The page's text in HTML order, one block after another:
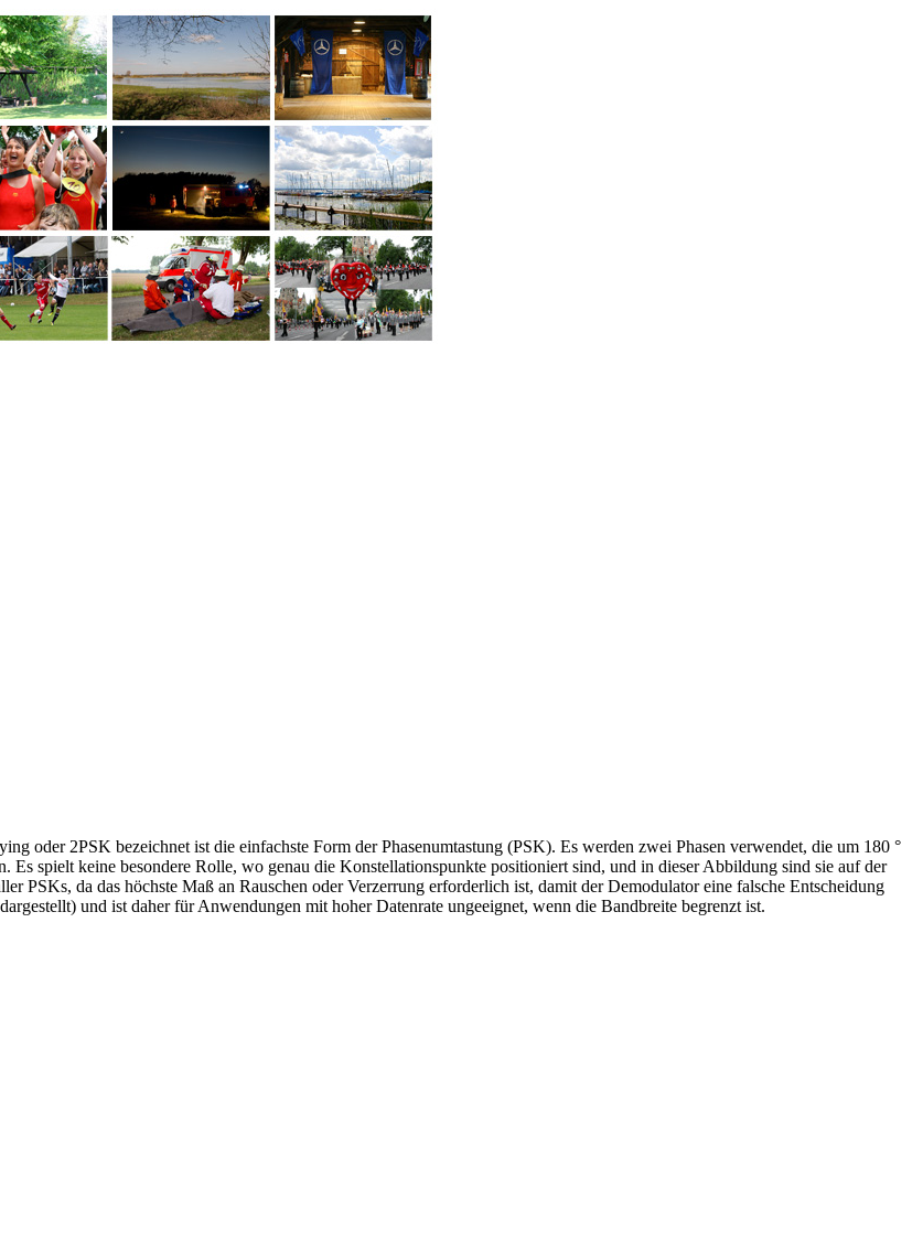
oder 2PSK bezeichnet ist die einfachste Form der Phasenumtastung (PSK). Es werden zwei Phasen verwendet, die um 180 °
Es spielt keine besondere Rolle, wo genau die Konstellationspunkte positioniert sind, und in dieser Abbildung sind sie auf der
PSKs, da das höchste Maß an Rauschen oder Verzerrung erforderlich ist, damit der Demodulator eine falsche Entscheidung
und ist daher für Anwendungen mit hoher Datenrate ungeeignet, wenn die Bandbreite begrenzt ist.